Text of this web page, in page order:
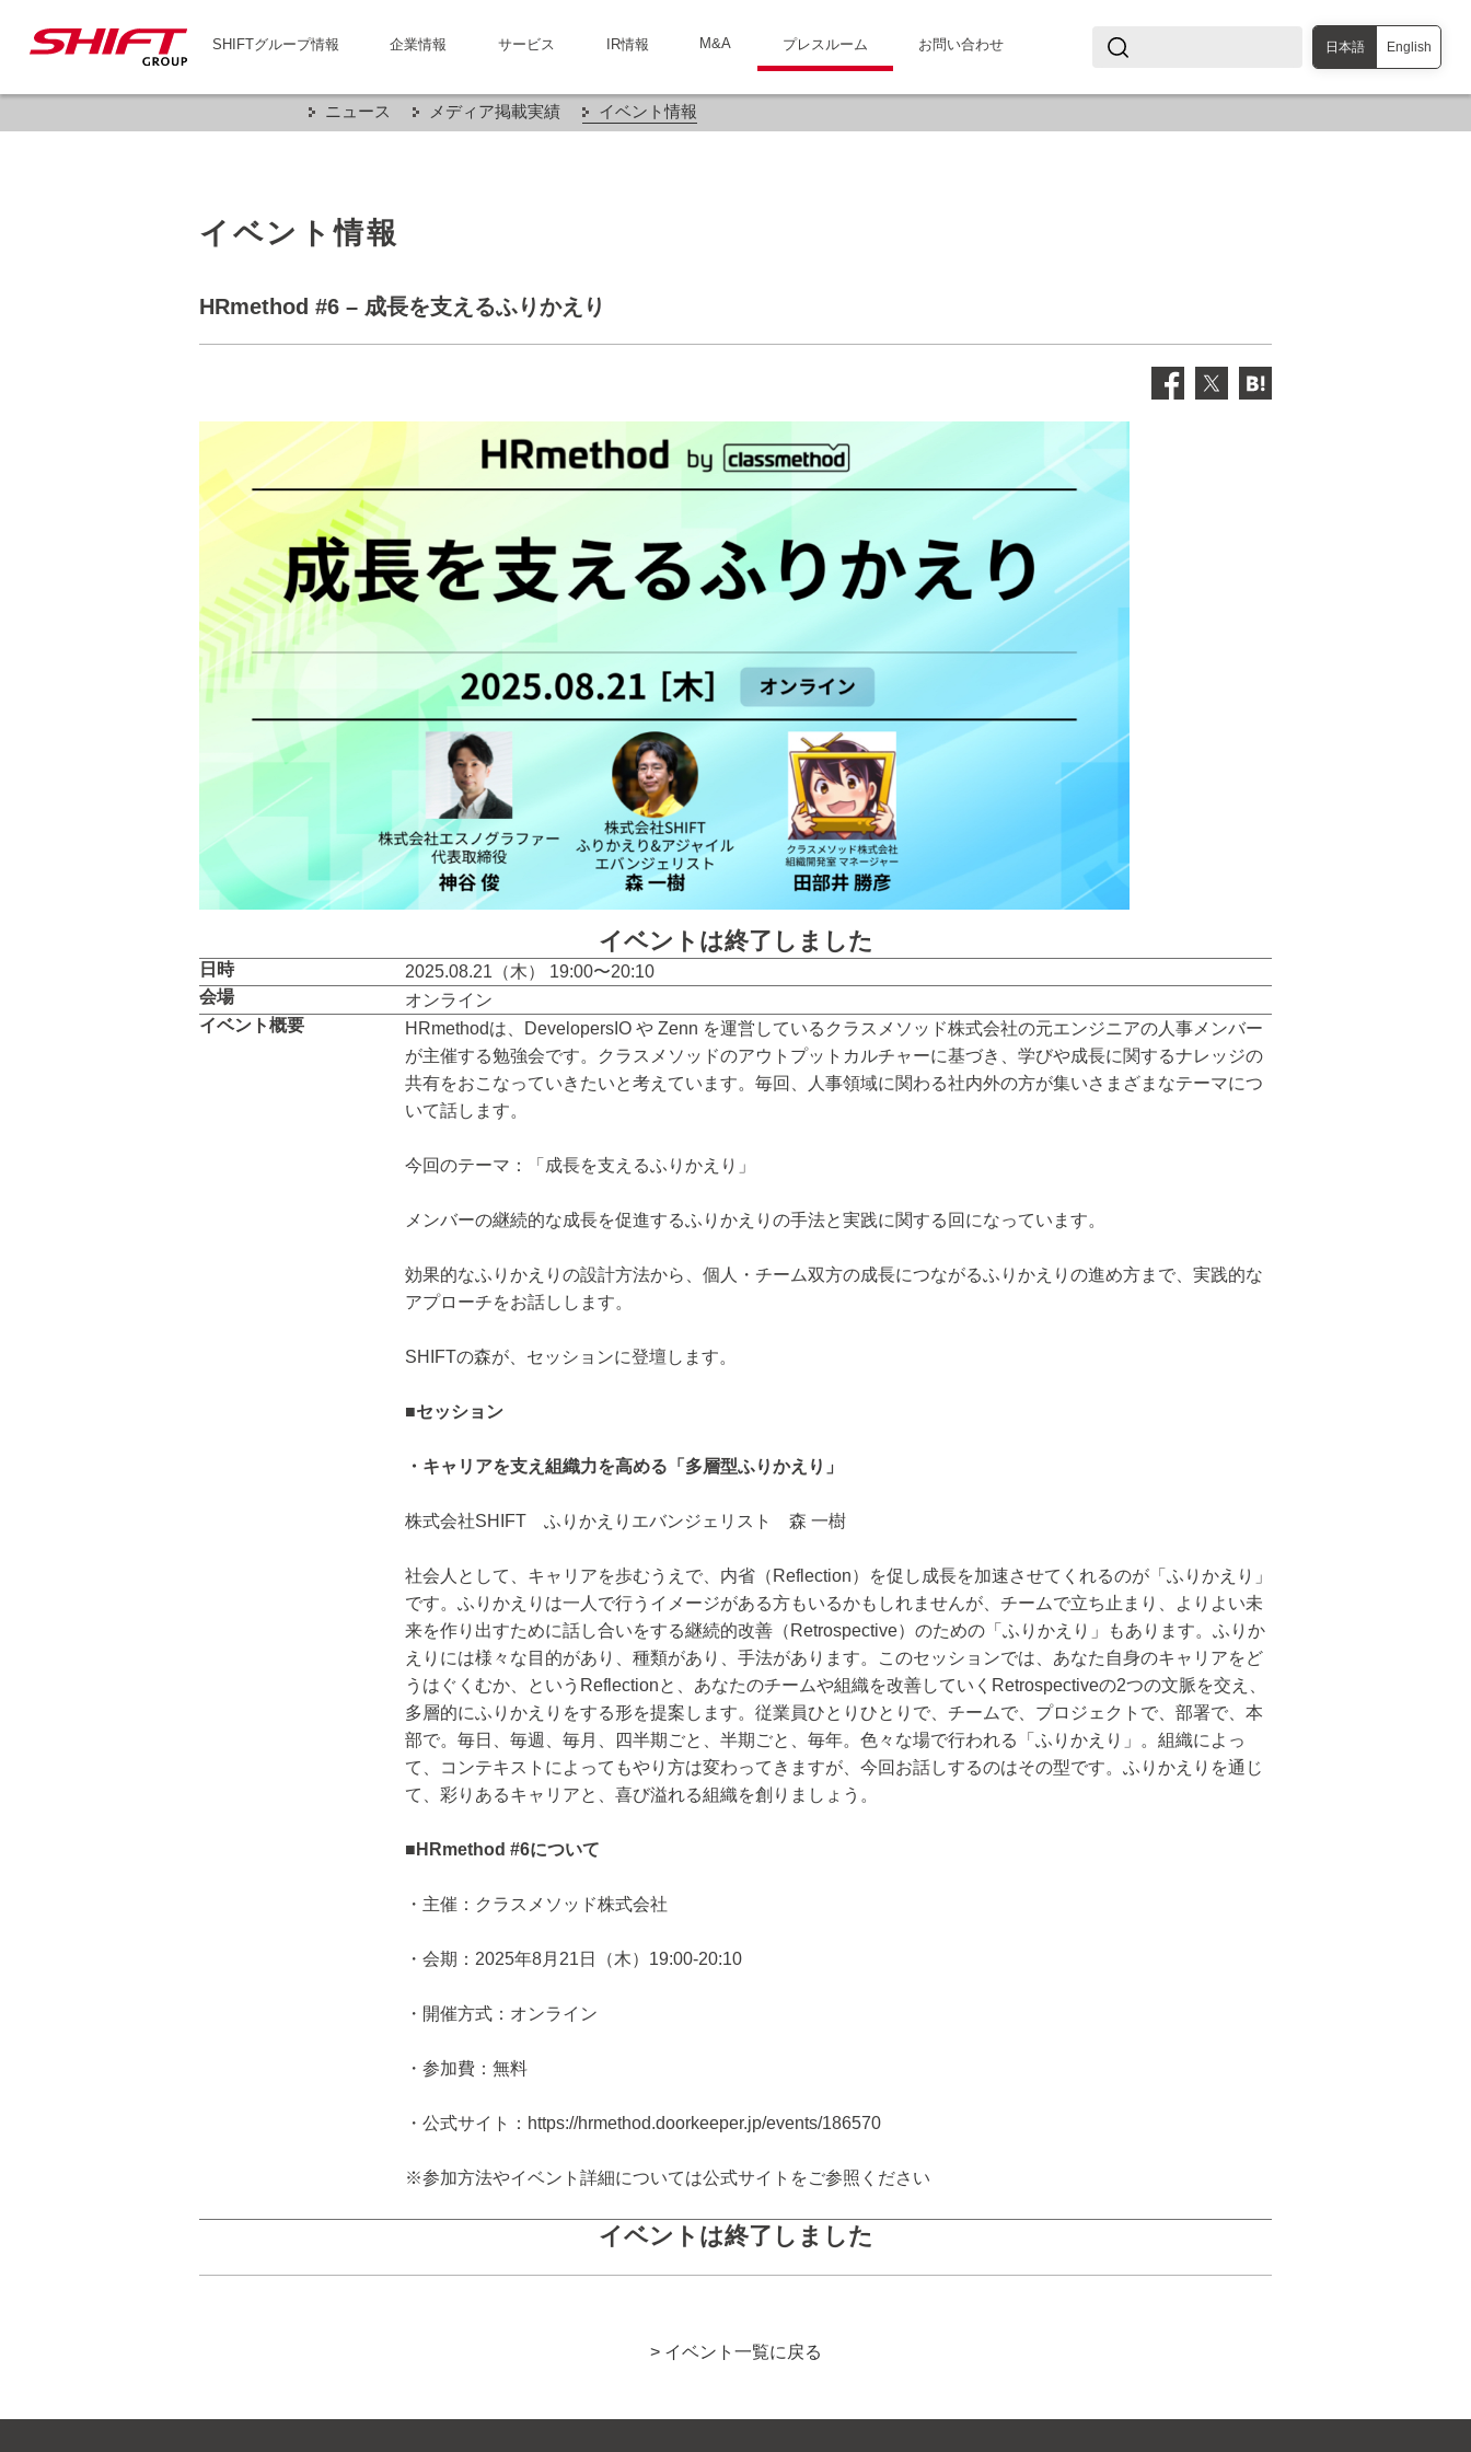
日本語 English
SHIFTグループ情報 企業情報 サービス IR情報 M&A プレスルーム お問い合わせ
ニュース メディア掲載実績 イベント情報
イベント情報
HRmethod #6 – 成長を支えるふりかえり
イベントは終了しました
日時
2025.08.21（木） 19:00〜20:10
会場
オンライン
イベント概要
HRmethodは、DevelopersIO や Zenn を運営しているクラスメソッド株式会社の元エンジニアの人事メンバー
が主催する勉強会です。クラスメソッドのアウトプットカルチャーに基づき、学びや成長に関するナレッジの
共有をおこなっていきたいと考えています。毎回、人事領域に関わる社内外の方が集いさまざまなテーマにつ
いて話します。
今回のテーマ：「成長を支えるふりかえり」
メンバーの継続的な成長を促進するふりかえりの手法と実践に関する回になっています。
効果的なふりかえりの設計方法から、個人・チーム双方の成長につながるふりかえりの進め方まで、実践的な
アプローチをお話しします。
SHIFTの森が、セッションに登壇します。
■セッション
・キャリアを支え組織力を高める「多層型ふりかえり」
株式会社SHIFT ふりかえりエバンジェリスト 森 一樹
社会人として、キャリアを歩むうえで、内省（Reflection）を促し成長を加速させてくれるのが「ふりかえり」
です。ふりかえりは一人で行うイメージがある方もいるかもしれませんが、チームで立ち止まり、よりよい未
来を作り出すために話し合いをする継続的改善（Retrospective）のための「ふりかえり」もあります。ふりか
えりには様々な目的があり、種類があり、手法があります。このセッションでは、あなた自身のキャリアをど
うはぐくむか、というReflectionと、あなたのチームや組織を改善していくRetrospectiveの2つの文脈を交え、
多層的にふりかえりをする形を提案します。従業員ひとりひとりで、チームで、プロジェクトで、部署で、本
部で。毎日、毎週、毎月、四半期ごと、半期ごと、毎年。色々な場で行われる「ふりかえり」。組織によっ
て、コンテキストによってもやり方は変わってきますが、今回お話しするのはその型です。ふりかえりを通じ
て、彩りあるキャリアと、喜び溢れる組織を創りましょう。
■HRmethod #6について
・主催：クラスメソッド株式会社
・会期：2025年8月21日（木）19:00-20:10
・開催方式：オンライン
・参加費：無料
・公式サイト：https://hrmethod.doorkeeper.jp/events/186570
※参加方法やイベント詳細については公式サイトをご参照ください
イベントは終了しました
> イベント一覧に戻る